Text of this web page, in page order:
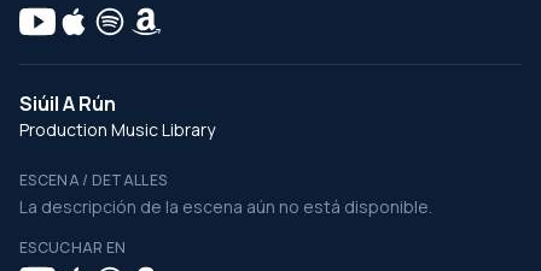
Siúil A Rún
Production Music Library
ESCENA / DETALLES
La descripción de la escena aún no está disponible.
ESCUCHAR EN